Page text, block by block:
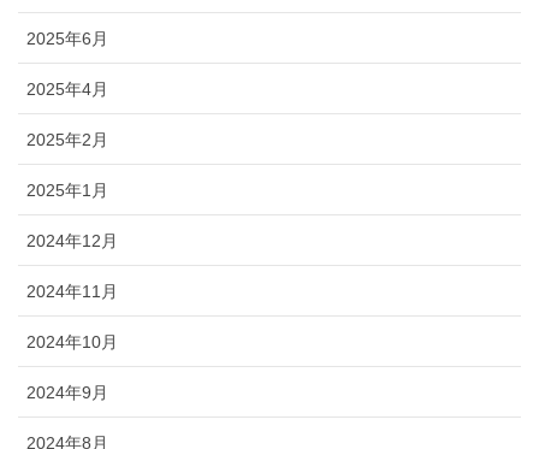
2025年6月
2025年4月
2025年2月
2025年1月
2024年12月
2024年11月
2024年10月
2024年9月
2024年8月